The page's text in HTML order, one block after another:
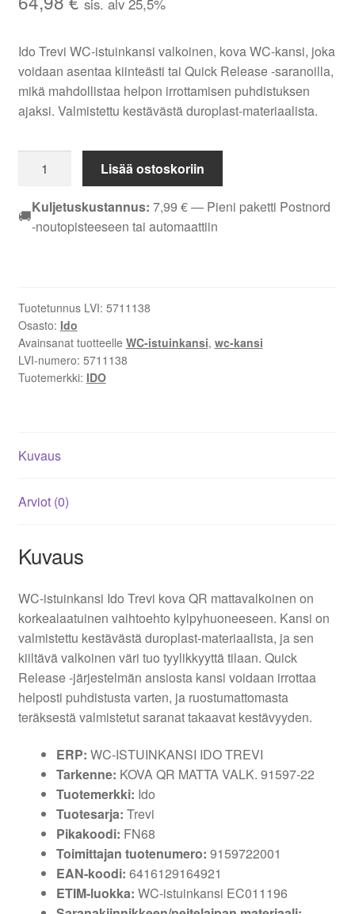
Ido Trevi WC-istuinkansi valkoinen, kova WC-kansi, joka
voidaan asentaa kiinteästi tai Quick Release -saranoilla,
mikä mahdollistaa helpon irrottamisen puhdistuksen
ajaksi. Valmistettu kestävästä duroplast-materiaalista.
Trevi
WC-
istuinkansi
määrä
Lisää ostoskoriin
🚚Kuljetuskustannus: 7,99 €— Pieni paketti Postnord
-noutopisteeseen tai automaattiin
Tuotetunnus LVI: 5711138
Osasto: Ido
Avainsanat tuotteelle WC-istuinkansi, wc-kansi
LVI-numero: 5711138
Tuotemerkki: IDO
Kuvaus
Arviot (0)
Kuvaus
WC-istuinkansi Ido Trevi kova QR mattavalkoinen on
korkealaatuinen vaihtoehto kylpyhuoneeseen. Kansi on
valmistettu kestävästä duroplast-materiaalista, ja sen
kiiltävä valkoinen väri tuo tyylikkyyttä tilaan. Quick
Release -järjestelmän ansiosta kansi voidaan irrottaa
helposti puhdistusta varten, ja ruostumattomasta
teräksestä valmistetut saranat takaavat kestävyyden.
ERP: WC-ISTUINKANSI IDO TREVI
Tarkenne: KOVA QR MATTA VALK. 91597-22
Tuotemerkki: Ido
Tuotesarja: Trevi
Pikakoodi: FN68
Toimittajan tuotenumero: 9159722001
EAN-koodi: 6416129164921
ETIM-luokka: WC-istuinkansi EC011196